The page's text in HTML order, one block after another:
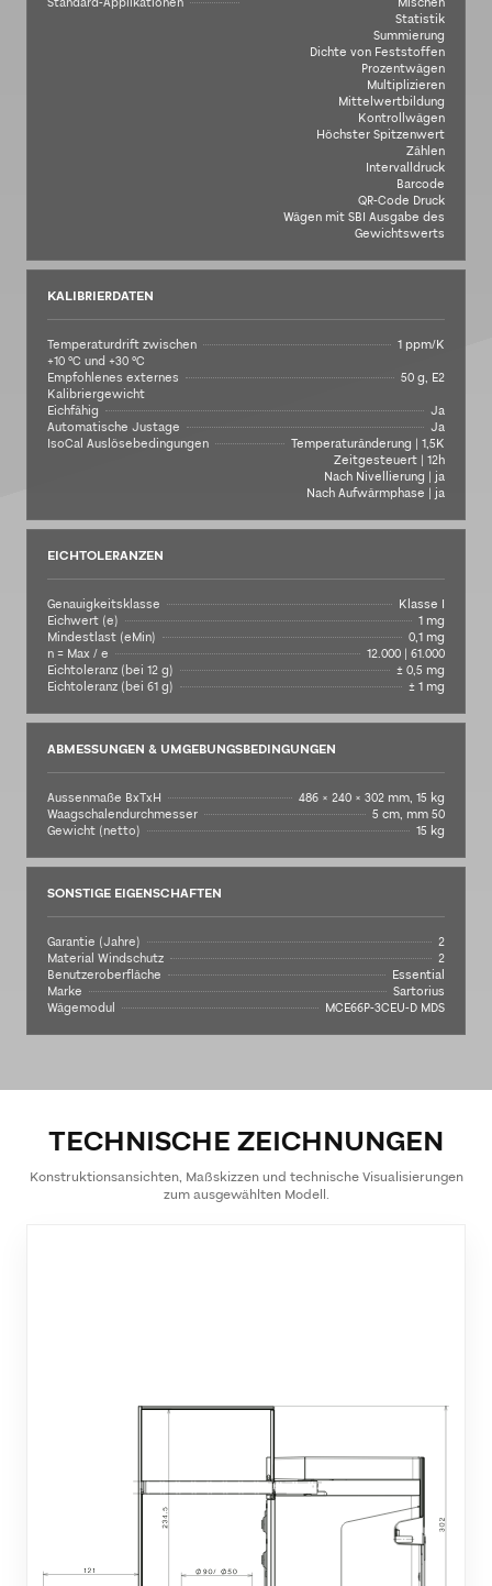
Statistik
Summierung
Dichte von Feststoffen
Prozentwägen
Multiplizieren
Mittelwertbildung
Kontrollwägen
Höchster Spitzenwert
Zählen
Intervalldruck
Barcode
QR-Code Druck
Wägen mit SBI Ausgabe des
Gewichtswerts
KALIBRIERDATEN
Temperaturdrift zwischen
+10 °C und +30 °C
1 ppm/K
Empfohlenes externes
Kalibriergewicht
50 g, E2
Eichfähig
Ja
Automatische Justage
Ja
IsoCal Auslösebedingungen
Temperaturänderung | 1,5K
Zeitgesteuert | 12h
Nach Nivellierung | ja
Nach Aufwärmphase | ja
EICHTOLERANZEN
Genauigkeitsklasse
Klasse I
Eichwert (e)
1 mg
Mindestlast (eMin)
0,1 mg
n = Max / e
12.000 | 61.000
Eichtoleranz (bei 12 g)
± 0,5 mg
Eichtoleranz (bei 61 g)
± 1 mg
ABMESSUNGEN & UMGEBUNGSBEDINGUNGEN
Aussenmaße BxTxH
486 × 240 × 302 mm, 15 kg
Waagschalendurchmesser
5 cm, mm 50
Gewicht (netto)
15 kg
SONSTIGE EIGENSCHAFTEN
Garantie (Jahre)
2
Material Windschutz
2
Benutzeroberfläche
Essential
Marke
Sartorius
Wägemodul
MCE66P-3CEU-D MDS
TECHNISCHE ZEICHNUNGEN
Konstruktionsansichten, Maßskizzen und technische Visualisierungen
zum ausgewählten Modell.